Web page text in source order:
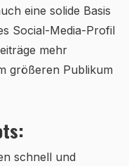
eine solide Basis
Social-Media-Profil
mehr
größeren Publikum
schnell und